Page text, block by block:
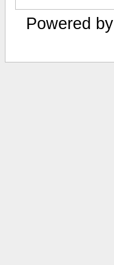
Powered